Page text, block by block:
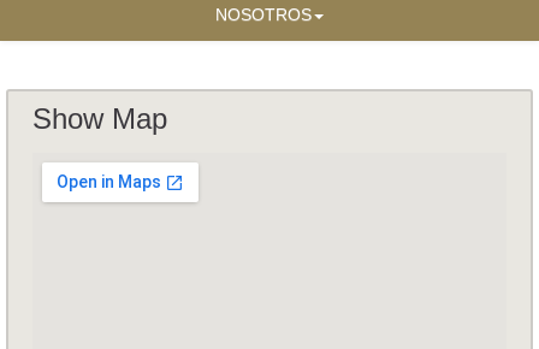
NOSOTROS
Show Map